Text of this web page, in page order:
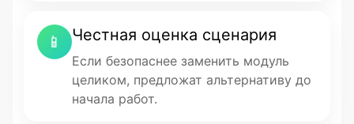
📱 Честная оценка сценария
Если безопаснее заменить модуль
целиком, предложат альтернативу до
начала работ.